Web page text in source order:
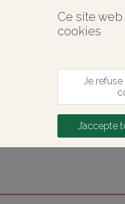
Ce site
cookies
Je refuse
J’accepte